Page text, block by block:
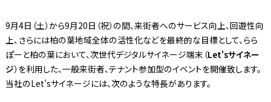
9月4日（土）から9月20日（祝）の間、来街者へのサービス向上、回遊性向
上、さらには柏の葉地域全体の活性化などを最終的な目標として、らら
ぽーと柏の葉において、次世代デジタルサイネージ端末（Let'sサイネー
ジ）を利用した、一般来街者、テナント参加型のイベントを開催致します。
当社のLet'sサイネージには、次のような特長があります。